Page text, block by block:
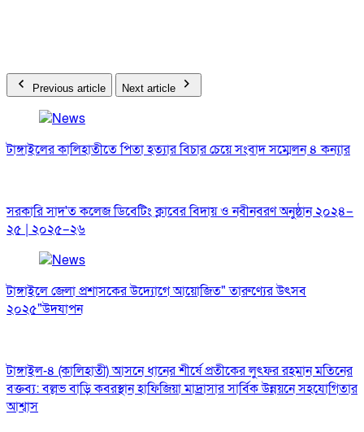
Previous article Next article
টাঙ্গাইলের কালিহাতীতে পিতা হত্যার বিচার চেয়ে সংবাদ সম্মেলন ৪ কন্যার
সরকারি সাদ'ত কলেজ ডিবেটিং ক্লাবের বিদায় ও নবীনবরণ অনুষ্ঠান ২০২৪–
২৫ | ২০২৫–২৬
টাঙ্গাইলে জেলা প্রশাসকের উদ্যোগে আয়োজিত" তারুণ্যের উৎসব
২০২৫"উদযাপন
টাঙ্গাইল-৪ (কালিহাতী) আসনে ধানের শীর্ষে প্রতীকের লুৎফর রহমান মতিনের
বক্তব্য: বল্লভ বাড়ি কবরস্থান হাফিজিয়া মাদ্রাসার সার্বিক উন্নয়নে সহযোগিতার
আশ্বাস